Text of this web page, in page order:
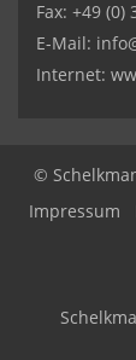
Fax: +49 (0)
E-Mail:
Internet:
©
Impressum